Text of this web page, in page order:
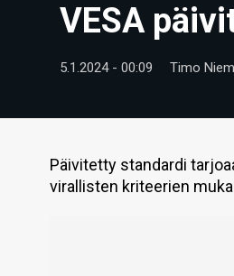
VESA
5.1.2024 - 00:09 Timo
Päivitetty standardi
virallisten kriteerien